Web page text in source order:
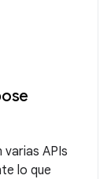
APIs
lo que